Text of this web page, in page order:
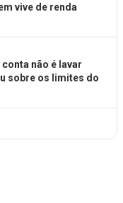
vive de renda
não é lavar
sobre os limites do